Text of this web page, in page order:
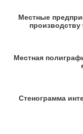
Местные
Местная
Стенограмма